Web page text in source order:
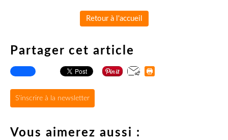
Retour à l'accueil
Partager cet article
S'inscrire à la newsletter
Vous aimerez aussi :